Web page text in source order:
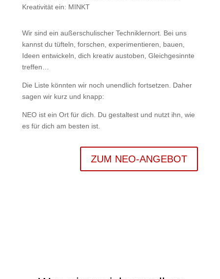
Kreativität ein: MINKT
Wir sind ein außerschulischer Techniklernort. Bei uns
kannst du tüfteln, forschen, experimentieren, bauen,
Ideen entwickeln, dich kreativ austoben, Gleichgesinnte
treffen…
Die Liste könnten wir noch unendlich fortsetzen. Daher
sagen wir kurz und knapp:
NEO ist ein Ort für dich. Du gestaltest und nutzt ihn, wie
es für dich am besten ist.
ZUM NEO-ANGEBOT